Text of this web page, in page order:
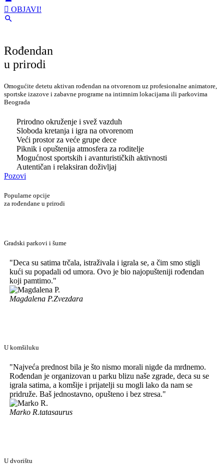
OBJAVI!
Rođendan
u prirodi
Omogućite detetu aktivan rođendan na otvorenom uz profesionalne animatore,
sportske izazove i zabavne programe na intimnim lokacijama ili parkovima
Beograda
Prirodno okruženje i svež vazduh
Sloboda kretanja i igra na otvorenom
Veći prostor za veće grupe dece
Piknik i opuštenija atmosfera za roditelje
Mogućnost sportskih i avanturističkih aktivnosti
Autentičan i relaksiran doživljaj
Pozovi
Popularne opcije
za rođendane u prirodi
Gradski parkovi i šume
"Deca su satima trčala, istraživala i igrala se, a čim smo stigli
kući su popadali od umora. Ovo je bio najopušteniji rođendan
koji pamtimo."
Magdalena P.Zvezdara
U komšiluku
"Najveća prednost bila je što nismo morali nigde da mrdnemo.
Rođendan je organizovan u parku blizu naše zgrade, deca su se
igrala satima, a komšije i prijatelji su mogli lako da nam se
pridruže. Baš jednostavno, opušteno i bez stresa."
Marko R.tatasaurus
U dvorištu